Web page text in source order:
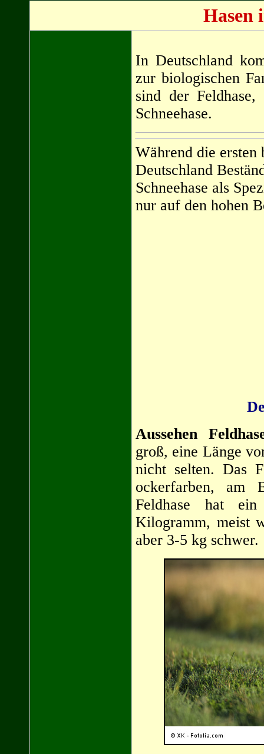
Hasen
In Deutschland
zur biologischen
sind der
Schneehase.
Während die ersten
Deutschland
Schneehase als
nur auf den hohen
Aussehen
groß, eine Länge
nicht selten. Das
ockerfarben, am
Feldhase hat
Kilogramm, meist
aber 3-5 kg schwer.